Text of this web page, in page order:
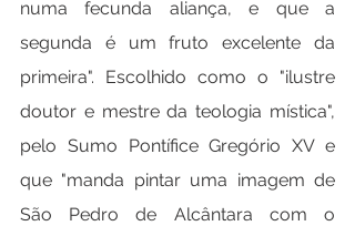
numa fecunda aliança, e que a
segunda é um fruto excelente da
primeira". Escolhido como o "ilustre
doutor e mestre da teologia mística",
pelo Sumo Pontífice Gregório XV e
que "manda pintar uma imagem de
São Pedro de Alcântara com o